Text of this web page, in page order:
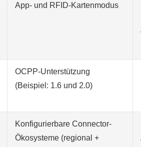
App- und RFID-Kartenmodus
OCPP-Unterstützung
(Beispiel: 1.6 und 2.0)
Konfigurierbare Connector-
Ökosysteme (regional +